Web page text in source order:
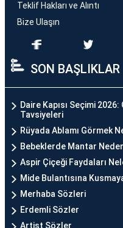
Teklif Hakları ve Alıntı
Bize Ulaşın
SON BAŞLIKLAR
Daire Kapısı Seçimi 2026:
Tavsiyeleri
Rüyada Ablamı Görmek
Bebeklerde Mantar
Aspir Çiçeği Faydaları
Mide Bulantısına
Merhaba Sözleri
Erdemli Sözler
Artist Sözler